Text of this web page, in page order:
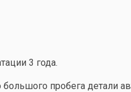
3 года.
пробега детали